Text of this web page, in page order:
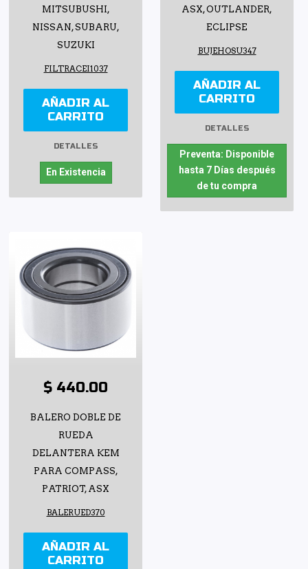
MITSUBUSHI,
NISSAN, SUBARU,
SUZUKI
FILTRACEI1037
AÑADIR AL
CARRITO
DETALLES
En Existencia
ASX, OUTLANDER,
ECLIPSE
BUJEHOSU347
AÑADIR AL
CARRITO
DETALLES
Preventa: Disponible
hasta 7 Días después
de tu compra
$ 440.00
BALERO DOBLE DE
RUEDA
DELANTERA KEM
PARA COMPASS,
PATRIOT, ASX
BALERUED370
AÑADIR AL
CARRITO